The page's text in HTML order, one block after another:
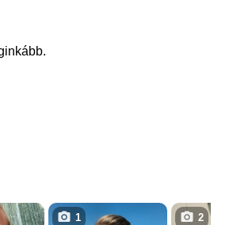
1 2